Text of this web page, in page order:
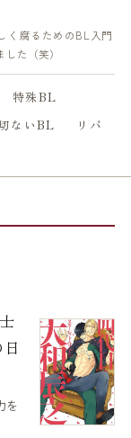
く腐るためのBL入門
た（笑）
特殊BL
ないBL
リバ
を